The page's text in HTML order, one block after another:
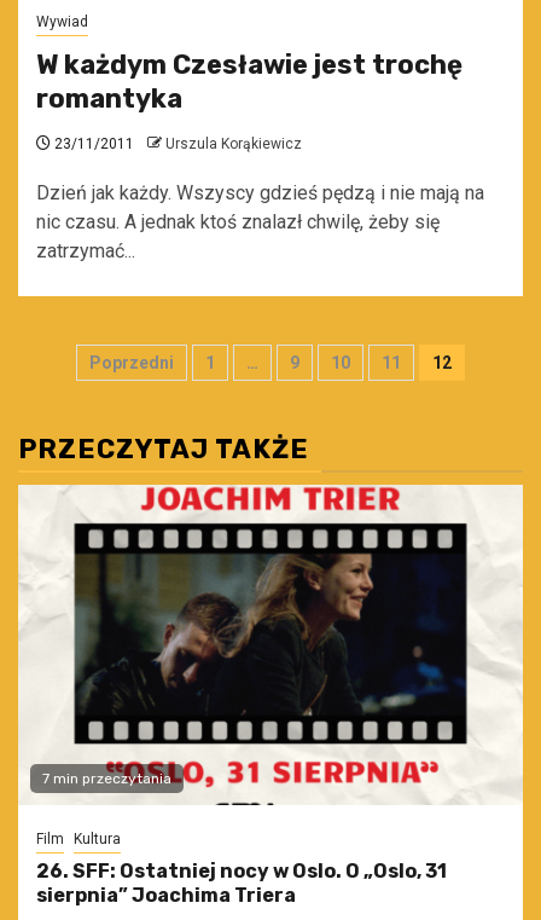
Wywiad
W każdym Czesławie jest trochę
romantyka
23/11/2011 Urszula Korąkiewicz
Dzień jak każdy. Wszyscy gdzieś pędzą i nie mają na
nic czasu. A jednak ktoś znalazł chwilę, żeby się
zatrzymać...
Stronicowanie
Poprzedni 1 … 9 10 11 12
PRZECZYTAJ TAKŻE
7 min przeczytania
Film Kultura
26. SFF: Ostatniej nocy w Oslo. O „Oslo, 31
sierpnia” Joachima Triera